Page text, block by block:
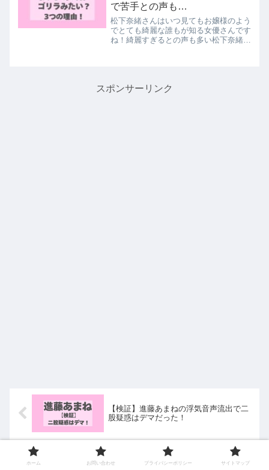
で苦手との声も…
松下奈緒さんはいつ見てもお嬢様のよう
でとても綺麗な誰もが知る女優さんです
ね！綺麗すぎるとの声も多い松下奈緒さ
スポンサーリンク
【検証】進藤あまねの浮気音声流出で二
股疑惑はデマだった！
川口葵が嫌いと言われる理由3選！匂わせ
や性格の悪さでアンチ急増…
ホーム お問い合わせ プライバシーポリシー サイトマップ